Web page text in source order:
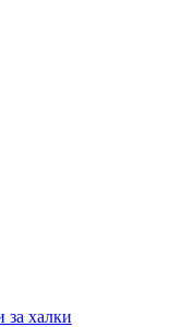
за халки